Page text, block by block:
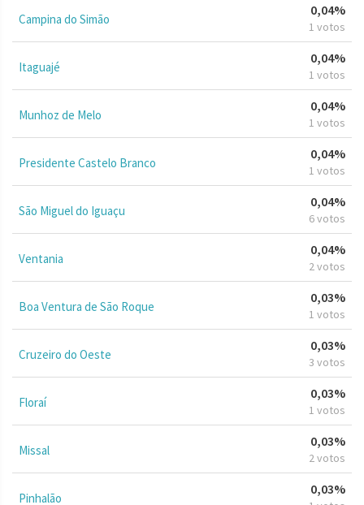
Campina do Simão
0,04%
1 votos
Itaguajé
0,04%
1 votos
Munhoz de Melo
0,04%
1 votos
Presidente Castelo Branco
0,04%
1 votos
São Miguel do Iguaçu
0,04%
6 votos
Ventania
0,04%
2 votos
Boa Ventura de São Roque
0,03%
1 votos
Cruzeiro do Oeste
0,03%
3 votos
Floraí
0,03%
1 votos
Missal
0,03%
2 votos
Pinhalão
0,03%